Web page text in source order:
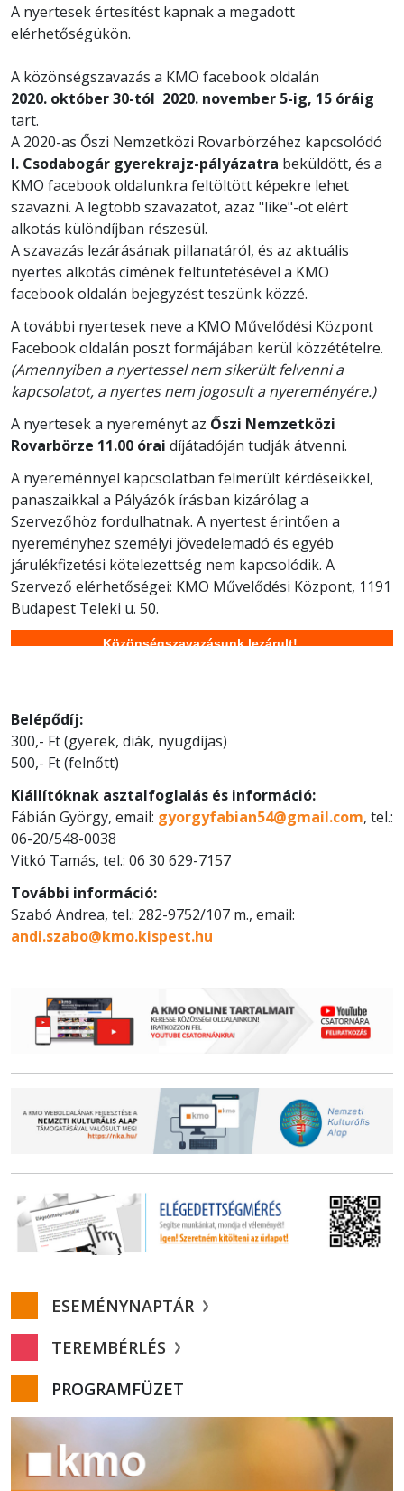
A nyertesek értesítést kapnak a megadott
elérhetőségükön.
A közönségszavazás a KMO facebook oldalán
2020. október 30-tól 2020. november 5-ig, 15 óráig
tart.
A 2020-as Őszi Nemzetközi Rovarbörzéhez kapcsolódó
I. Csodabogár gyerekrajz-pályázatra beküldött, és a
KMO facebook oldalunkra feltöltött képekre lehet
szavazni. A legtöbb szavazatot, azaz "like"-ot elért
alkotás különdíjban részesül.
A szavazás lezárásának pillanatáról, és az aktuális
nyertes alkotás címének feltüntetésével a KMO
facebook oldalán bejegyzést teszünk közzé.
A további nyertesek neve a KMO Művelődési Központ
Facebook oldalán poszt formájában kerül közzétételre.
(Amennyiben a nyertessel nem sikerült felvenni a
kapcsolatot, a nyertes nem jogosult a nyereményére.)
A nyertesek a nyereményt az Őszi Nemzetközi
Rovarbörze 11.00 órai díjátadóján tudják átvenni.
A nyereménnyel kapcsolatban felmerült kérdéseikkel,
panaszaikkal a Pályázók írásban kizárólag a
Szervezőhöz fordulhatnak. A nyertest érintően a
nyereményhez személyi jövedelemadó és egyéb
járulékfizetési kötelezettség nem kapcsolódik. A
Szervező elérhetőségei: KMO Művelődési Központ, 1191
Budapest Teleki u. 50.
Közönségszavazásunk lezárult!
Belépődíj:
300,- Ft (gyerek, diák, nyugdíjas)
500,- Ft (felnőtt)
Kiállítóknak asztalfoglalás és információ:
Fábián György, email: gyorgyfabian54@gmail.com, tel.:
06-20/548-0038
Vitkó Tamás, tel.: 06 30 629-7157
További információ:
Szabó Andrea, tel.: 282-9752/107 m., email:
andi.szabo@kmo.kispest.hu
ESEMÉNYNAPTÁR
TEREMBÉRLÉS
PROGRAMFÜZET